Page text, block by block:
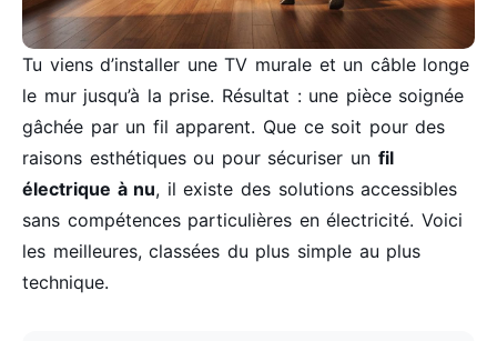
Tu viens d’installer une TV murale et un câble longe
le mur jusqu’à la prise. Résultat : une pièce soignée
gâchée par un fil apparent. Que ce soit pour des
raisons esthétiques ou pour sécuriser un fil
électrique à nu, il existe des solutions accessibles
sans compétences particulières en électricité. Voici
les meilleures, classées du plus simple au plus
technique.